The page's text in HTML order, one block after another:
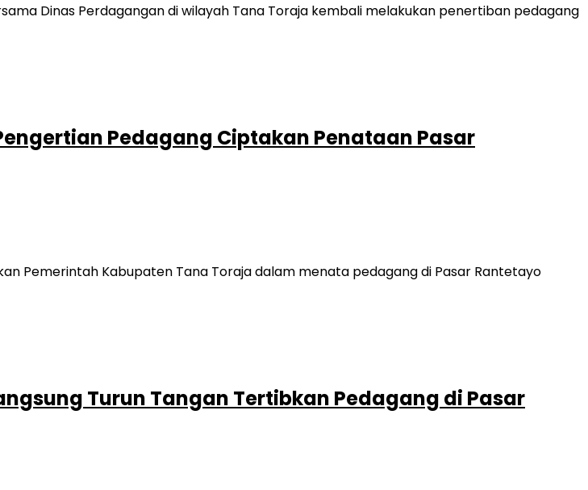
Dinas Perdagangan di wilayah Tana Toraja kembali melakukan penertiban pedagang
Pedagang Ciptakan Penataan Pasar
Pemerintah Kabupaten Tana Toraja dalam menata pedagang di Pasar Rantetayo
Turun Tangan Tertibkan Pedagang di Pasar